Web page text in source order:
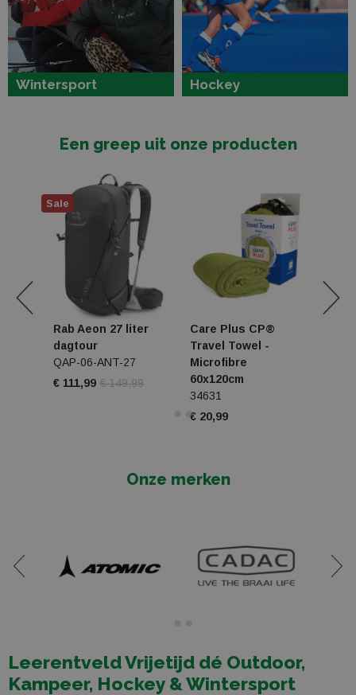
Wintersport Hockey
Een greep uit onze producten
Sale
Rab Aeon 27 liter
dagtour
QAP-06-ANT-27
€ 111,99 € 149,99
Care Plus CP®
Travel Towel -
Microfibre
60x120cm
34631
€ 20,99
Onze merken
Leerentveld Vrijetijd dé Outdoor,
Kampeer, Hockey & Wintersport